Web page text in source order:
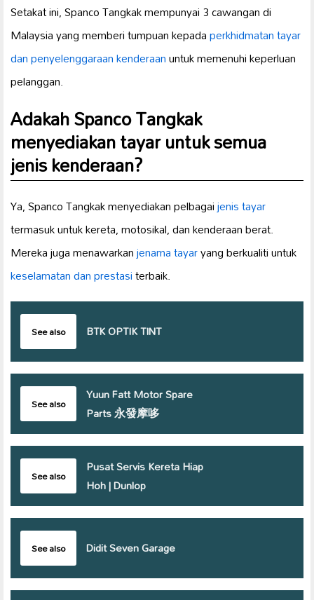
Setakat ini, Spanco Tangkak mempunyai 3 cawangan di
Malaysia yang memberi tumpuan kepadaperkhidmatan tayar
danpenyelenggaraan kenderaanuntuk memenuhi keperluan
pelanggan.
Adakah Spanco Tangkak
menyediakan tayar untuk semua
jenis kenderaan?
Ya, Spanco Tangkak menyediakan pelbagaijenis tayar
termasuk untuk kereta, motosikal, dan kenderaan berat.
Mereka juga menawarkanjenama tayaryang berkualiti untuk
keselamatan dan prestasiterbaik.
See also BTK OPTIK TINT
See also
Yuun Fatt Motor Spare
Parts 永發摩哆
See also
Pusat Servis Kereta Hiap
Hoh | Dunlop
See also Didit Seven Garage